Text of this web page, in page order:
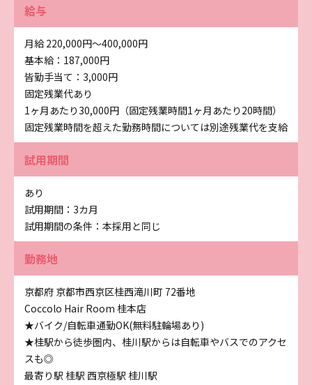
給与
月給 220,000円〜400,000円
基本給：187,000円
皆勤手当て：3,000円
固定残業代あり
1ヶ月あたり30,000円（固定残業時間1ヶ月あたり20時間）
固定残業時間を超えた勤務時間については別途残業代を支給
試用期間
あり
試用期間：3カ月
試用期間の条件：本採用と同じ
勤務地
京都府 京都市西京区桂西滝川町 72番地
Coccolo Hair Room 桂本店
★バイク/自転車通勤OK(無料駐輪場あり)
★桂駅から徒歩圏内、桂川駅からは自転車やバスでのアクセ
スも◎
最寄り駅 桂駅 西京極駅 桂川駅